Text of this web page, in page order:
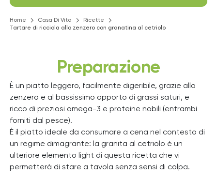
Home Casa Di Vita
Ricette
Tartare di ricciola allo zenzero con granatina al cetriolo
Preparazione
È un piatto leggero, facilmente digeribile, grazie allo
zenzero e al bassissimo apporto di grassi saturi, e
ricco di preziosi omega-3 e proteine nobili (entrambi
forniti dal pesce).
È il piatto ideale da consumare a cena nel contesto di
un regime dimagrante: la granita al cetriolo è un
ulteriore elemento light di questa ricetta che vi
permetterà di stare a tavola senza sensi di colpa.